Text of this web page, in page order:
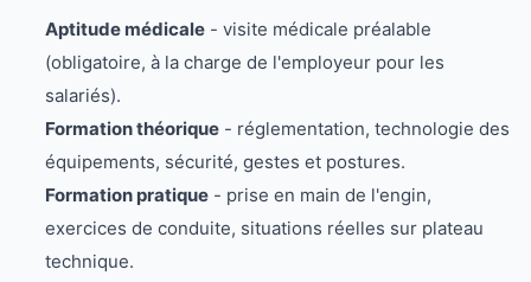
Aptitude médicale- visite médicale préalable
(obligatoire, à la charge de l'employeur pour les
salariés).
Formation théorique- réglementation, technologie des
équipements, sécurité, gestes et postures.
Formation pratique- prise en main de l'engin,
exercices de conduite, situations réelles sur plateau
technique.